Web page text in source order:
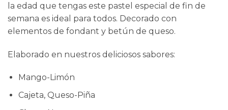
la edad que tengas este pastel especial de fin de
semana es ideal para todos. Decorado con
elementos de fondant y betún de queso.
Elaborado en nuestros deliciosos sabores:
Mango-Limón
Cajeta, Queso-Piña